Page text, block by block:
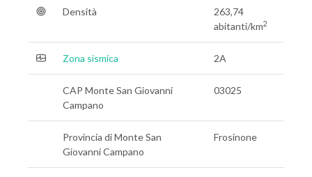
Densità
263,74
abitanti/km2
Zona sismica 2A
CAP Monte San Giovanni
Campano
03025
Provincia di Monte San
Giovanni Campano
Frosinone